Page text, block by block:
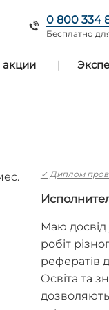
0 800 334
Бесплатно
акции
✓ Диплом
Маю досвід
робіт
рефератів
Освіта та